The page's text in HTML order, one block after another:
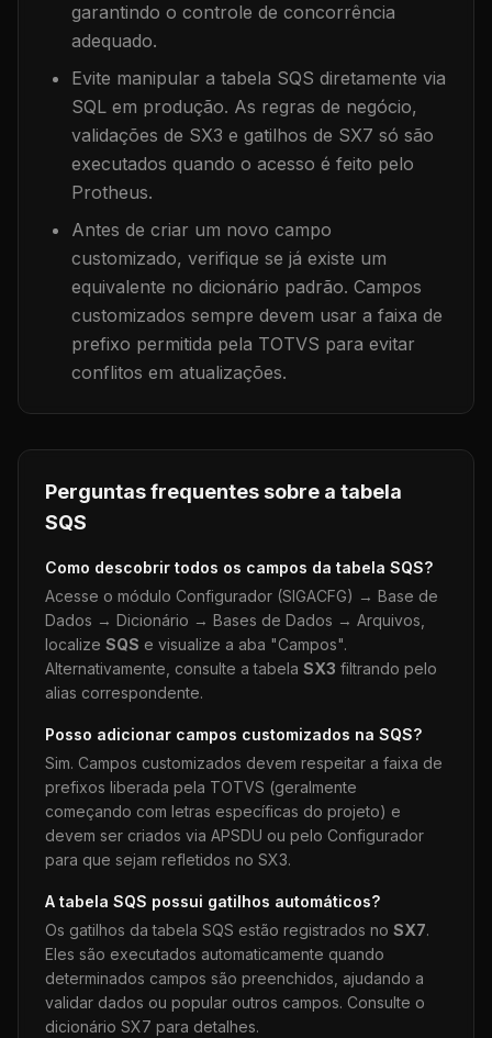
garantindo o controle de concorrência
adequado.
Evite manipular a tabela SQS diretamente via
SQL em produção. As regras de negócio,
validações de SX3 e gatilhos de SX7 só são
executados quando o acesso é feito pelo
Protheus.
Antes de criar um novo campo
customizado, verifique se já existe um
equivalente no dicionário padrão. Campos
customizados sempre devem usar a faixa de
prefixo permitida pela TOTVS para evitar
conflitos em atualizações.
Perguntas frequentes sobre a tabela
SQS
Como descobrir todos os campos da tabela SQS?
Acesse o módulo Configurador (SIGACFG) → Base de
Dados → Dicionário → Bases de Dados → Arquivos,
localize SQS e visualize a aba "Campos".
Alternativamente, consulte a tabela SX3 filtrando pelo
alias correspondente.
Posso adicionar campos customizados na SQS?
Sim. Campos customizados devem respeitar a faixa de
prefixos liberada pela TOTVS (geralmente
começando com letras específicas do projeto) e
devem ser criados via APSDU ou pelo Configurador
para que sejam refletidos no SX3.
A tabela SQS possui gatilhos automáticos?
Os gatilhos da tabela SQS estão registrados no SX7.
Eles são executados automaticamente quando
determinados campos são preenchidos, ajudando a
validar dados ou popular outros campos. Consulte o
dicionário SX7 para detalhes.